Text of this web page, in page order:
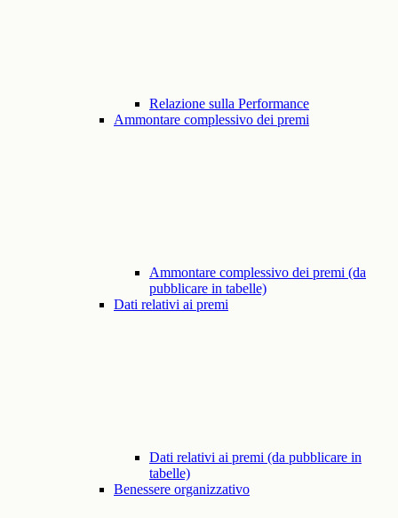
Relazione sulla Performance
Ammontare complessivo dei premi
Ammontare complessivo dei premi (da
pubblicare in tabelle)
Dati relativi ai premi
Dati relativi ai premi (da pubblicare in
tabelle)
Benessere organizzativo